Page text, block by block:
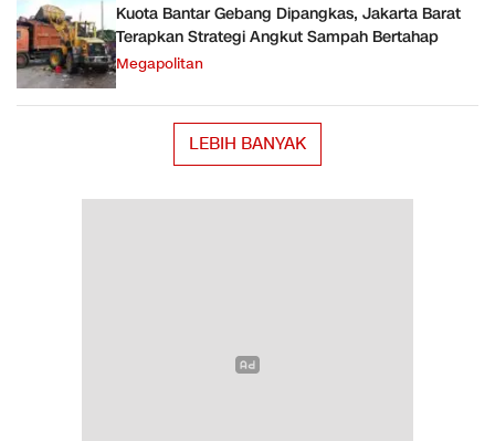
Kuota Bantar Gebang Dipangkas, Jakarta Barat
Terapkan Strategi Angkut Sampah Bertahap
Megapolitan
LEBIH BANYAK